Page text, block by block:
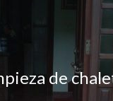
de